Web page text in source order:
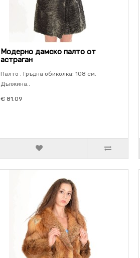
Модерно дамско палто от
астраган
Палто . Гръдна обиколка: 108 см.
Дължина..
€ 81.09